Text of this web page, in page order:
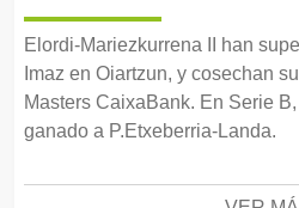
Elordi-Mariezkurrena II han
Imaz en Oiartzun, y cosechan
Masters CaixaBank. En Serie
ganado a P.Etxeberria-Landa.